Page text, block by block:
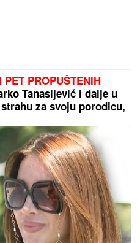
PROPUŠTENIH
Tanasijević i dalje u
za svoju porodicu,
sam čuo -